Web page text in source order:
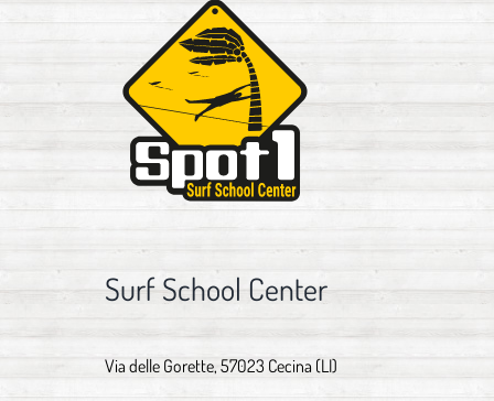
Surf School Center
Via delle Gorette, 57023 Cecina (LI)